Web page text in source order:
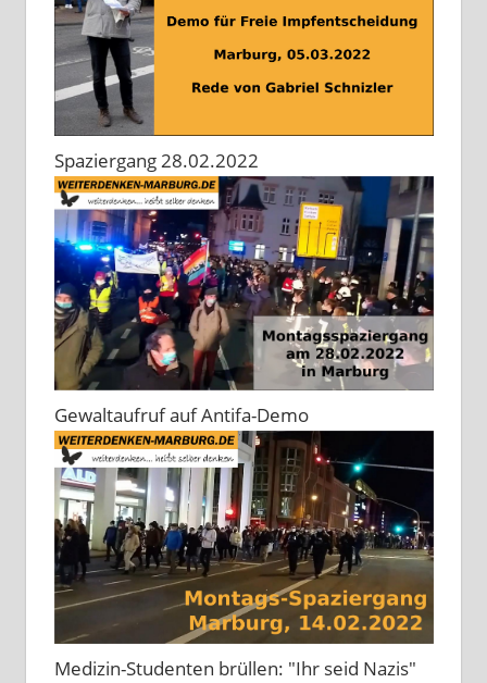
Spaziergang 28.02.2022
Gewaltaufruf auf Antifa-Demo
Medizin-Studenten brüllen: "Ihr seid Nazis"